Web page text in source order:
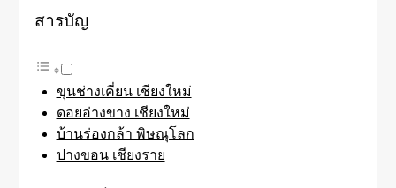
สารบัญ
ขุนช่างเคี่ยน เชียงใหม่
ดอยอ่างขาง เชียงใหม่
บ้านร่องกล้า พิษณุโลก
ปางขอน เชียงราย